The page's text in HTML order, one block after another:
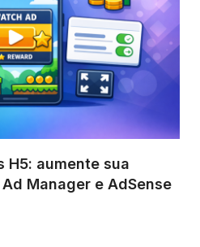
H5: aumente sua
Manager e AdSense